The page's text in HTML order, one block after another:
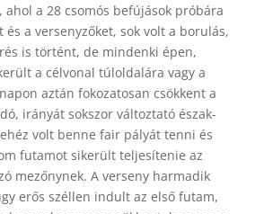
ahol a 28 csomós befújások próbára
és a versenyzőket, sok volt a borulás,
is történt, de mindenki épen,
a célvonal túloldalára vagy a
aztán fokozatosan csökkent a
irányát sokszor változtató észak-
volt benne fair pályát tenni és
futamot sikerült teljesítenie az
mezőnynek. A verseny harmadik
erős széllen indult az első futam,